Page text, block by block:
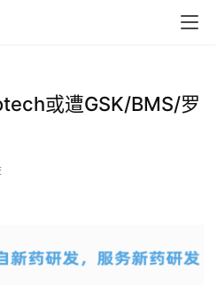
或遭GSK/BMS/罗